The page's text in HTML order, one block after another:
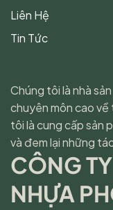
Liên Hệ
Tin Tức
CÔNG
NHỰA
Chúng tôi là nhà
chuyên môn cao về
tôi là cung cấp sản
và đem lại những